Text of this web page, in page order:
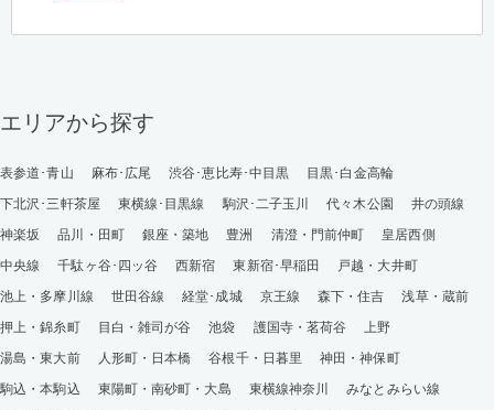
エリアから探す
表参道･青山 麻布･広尾 渋谷･恵比寿･中目黒
目黒･白金高輪
下北沢･三軒茶屋
東横線･目黒線 駒沢･二子玉川 代々木公園
井の頭線
神楽坂
品川・田町 銀座・築地 豊洲 清澄・門前仲町
皇居西側
中央線
千駄ヶ谷･四ッ谷 西新宿 東新宿･早稲田
戸越・大井町
池上・多摩川線
世田谷線 経堂･成城 京王線 森下・住吉
浅草・蔵前
押上・錦糸町
目白・雑司が谷 池袋 護国寺・茗荷谷
上野
湯島・東大前
人形町・日本橋 谷根千・日暮里
神田・神保町
駒込・本駒込
東陽町・南砂町・大島 東横線神奈川
みなとみらい線